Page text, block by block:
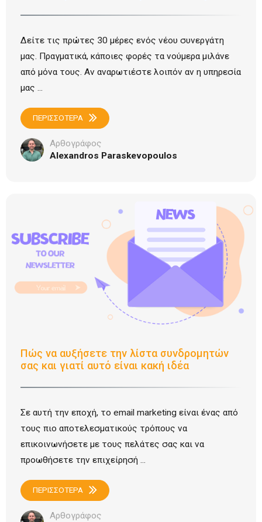
Δείτε τις πρώτες 30 μέρες ενός νέου συνεργάτη
μας. Πραγματικά, κάποιες φορές τα νούμερα μιλάνε
από μόνα τους. Αν αναρωτιέστε λοιπόν αν η υπηρεσία
μας ...
ΠΕΡΙΣΣΟΤΕΡΑ
Αρθογράφος
Alexandros Paraskevopoulos
Πώς να αυξήσετε την λίστα συνδρομητών
σας και γιατί αυτό είναι κακή ιδέα
Σε αυτή την εποχή, το email marketing είναι ένας από
τους πιο αποτελεσματικούς τρόπους να
επικοινωνήσετε με τους πελάτες σας και να
προωθήσετε την επιχείρησή ...
ΠΕΡΙΣΣΟΤΕΡΑ
Αρθογράφος